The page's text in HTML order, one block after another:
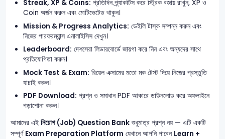
Streak, XP & Coins: প্রতিদিন প্র্যাকটিস করে স্ট্রিক বজায় রাখুন, XP ও
Coin অর্জন করুন এবং মোটিভেটেড থাকুন।
Mission & Progress Analytics: ডেইলি টাস্ক সম্পন্ন করুন এবং
নিজের পারফরম্যান্স এনালাইসিস দেখুন।
Leaderboard: দেশসেরা লিডারবোর্ডে জায়গা করে নিন এবং অন্যদের সাথে
প্রতিযোগিতা করুন।
Mock Test & Exam: রিয়েল এক্সামের মতো মক টেস্ট দিয়ে নিজের প্রস্তুতি
যাচাই করুন।
PDF Download: প্রশ্ন ও সমাধান PDF আকারে ডাউনলোড করে অফলাইনে
পড়াশোনা করুন।
আমাদের এই নিয়োগ (Job) Question Bankশুধুমাত্র প্রশ্ন নয় — এটি একটি
সম্পূর্ণ Exam Preparation Platform যেখানে আপনি পাবেন Learn +